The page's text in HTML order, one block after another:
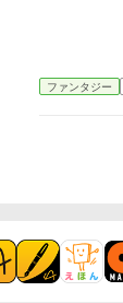
ファンタジー